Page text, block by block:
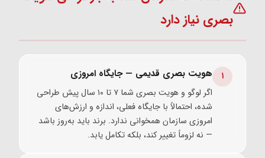
بصری نیاز دارد
۱ هویت بصری قدیمی — جایگاه امروزی
اگر لوگو و هویت بصری شما ۷ تا ۱۰ سال پیش طراحی
شده، احتمالاً با جایگاه فعلی، اندازه و ارزش‌های
امروزی سازمان همخوانی ندارد. برند باید به‌روز باشد
— نه لزوماً تغییر کند، بلکه تکامل یابد.